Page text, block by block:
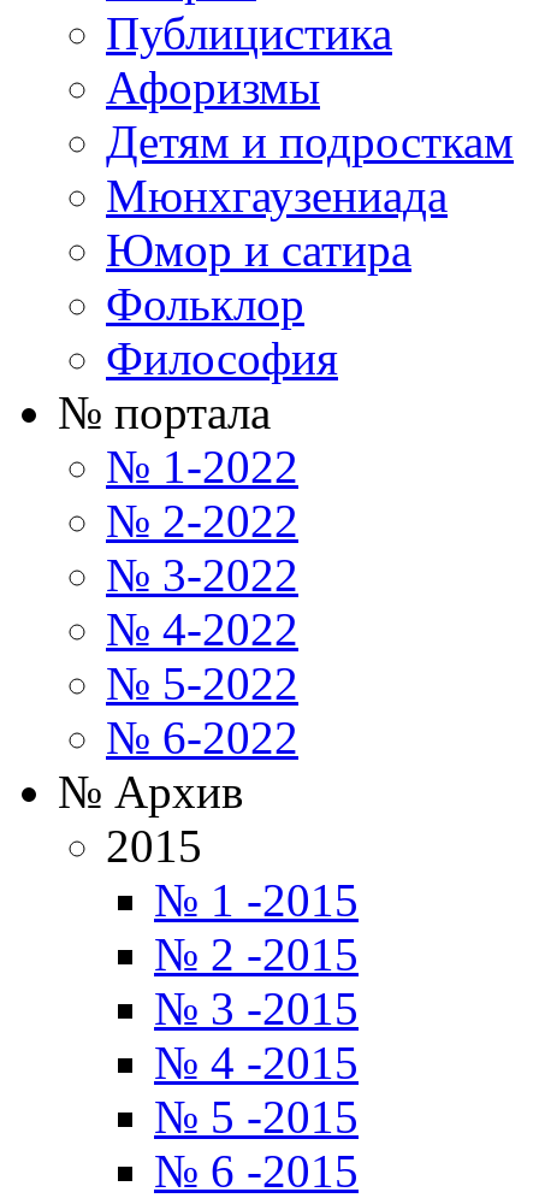
Публицистика
Афоризмы
Детям и подросткам
Мюнхгаузениада
Юмор и сатира
Фольклор
Философия
№ портала
№ 1-2022
№ 2-2022
№ 3-2022
№ 4-2022
№ 5-2022
№ 6-2022
№ Архив
2015
№ 1 -2015
№ 2 -2015
№ 3 -2015
№ 4 -2015
№ 5 -2015
№ 6 -2015